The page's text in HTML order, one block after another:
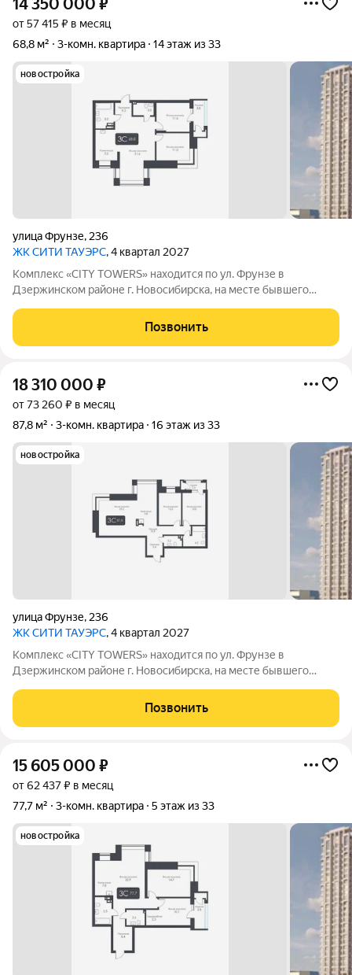
14 350 000 ₽
от 57 415 ₽ в месяц
68,8 м²
3-комн. квартира 14 этаж из 33
новостройка
улица Фрунзе, 236
ЖК CИТИ ТАУЭРС, 4 квартал 2027
Комплекс «CITY TOWERS» находится по ул. Фрунзе в
Дзержинском районе г. Новосибирска, на месте бывшего
представляет замкнутую постройку из трех башен. Две башни
30 этажей и одна 25-этажная
Позвонить
18 310 000 ₽
от 73 260 ₽ в месяц
87,8 м²
3-комн. квартира 16 этаж из 33
новостройка
улица Фрунзе, 236
ЖК CИТИ ТАУЭРС, 4 квартал 2027
Комплекс «CITY TOWERS» находится по ул. Фрунзе в
Дзержинском районе г. Новосибирска, на месте бывшего
представляет замкнутую постройку из трех башен. Две башни
30 этажей и одна 25-этажная
Позвонить
15 605 000 ₽
от 62 437 ₽ в месяц
77,7 м²
3-комн. квартира 5 этаж из 33
новостройка